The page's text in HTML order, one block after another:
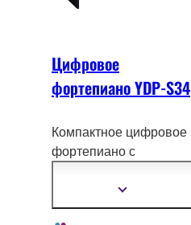
Цифровое
фортепиано YDP-S34
Компактное цифровое
фортепиано с
сэмплами концертного
рояля Yamaha CFX.
Показать